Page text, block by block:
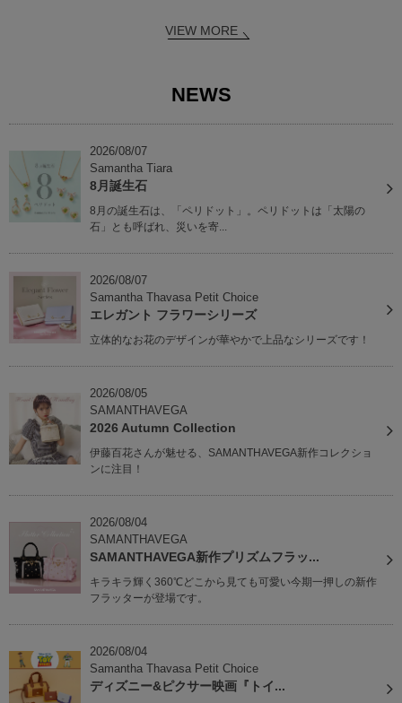
VIEW MORE
NEWS
2026/08/07
Samantha Tiara
8月誕生石
8月の誕生石は、「ペリドット」。ペリドットは「太陽の
石」とも呼ばれ、災いを寄...
2026/08/07
Samantha Thavasa Petit Choice
エレガント フラワーシリーズ
立体的なお花のデザインが華やかで上品なシリーズです！
2026/08/05
SAMANTHAVEGA
2026 Autumn Collection
伊藤百花さんが魅せる、SAMANTHAVEGA新作コレクショ
ンに注目！
2026/08/04
SAMANTHAVEGA
SAMANTHAVEGA新作プリズムフラッ...
キラキラ輝く360℃どこから見ても可愛い今期一押しの新作
フラッターが登場です。
2026/08/04
Samantha Thavasa Petit Choice
ディズニー&ピクサー映画『トイ...